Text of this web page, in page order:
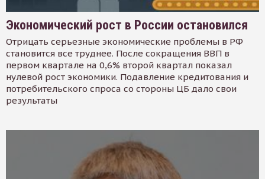
Экономический рост в России остановился
Отрицать серьезные экономические проблемы в РФ
становится все труднее. После сокращения ВВП в
первом квартале на 0,6% второй квартал показал
нулевой рост экономики. Подавление кредитования и
потребительского спроса со стороны ЦБ дало свои
результаты